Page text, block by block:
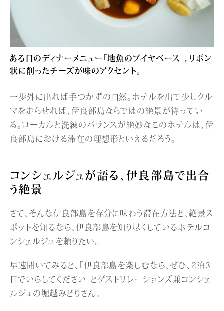
ある日のディナーメニュー「地魚のブイヤベース」。リボン
状に削ったチーズが味のアクセント。
一歩外に出れば手つかずの自然。ホテルを出て少しクル
マを走らせれば、伊良部島ならではの絶景が待ってい
る。ローカルと洗練のバランスが絶妙なこのホテルは、伊
良部島における滞在の理想形といえるだろう。
コンシェルジュが語る、伊良部島で出合
う絶景
さて、そんな伊良部島を存分に味わう滞在方法と、絶景ス
ポットを知るなら、伊良部島を知り尽くしているホテルコ
ンシェルジュを頼りたい。
早速聞いてみると、「伊良部島を楽しむなら、ぜひ、2泊3
日でいらしてください」とゲストリレーションズ兼コンシェ
ルジュの堀越みどりさん。